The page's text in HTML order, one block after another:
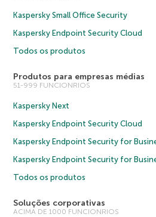
Kaspersky Small Office Security
Kaspersky Endpoint Security Cloud
Todos os produtos
Produtos para empresas médias
51-999 FUNCIONRIOS
Kaspersky Next
Kaspersky Endpoint Security Cloud
Kaspersky Endpoint Security for
Kaspersky Endpoint Security for
Todos os produtos
Soluções corporativas
ACIMA DE 1000 FUNCIONRIOS